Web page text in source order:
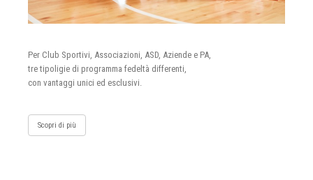
Per Club Sportivi, Associazioni, ASD, Aziende e PA,
tre tipoligie di programma fedeltà differenti,
con vantaggi unici ed esclusivi.
Scopri di più